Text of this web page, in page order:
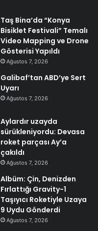
Taş Bina’da “Konya
Bisiklet Festivali” Temalı
Video Mapping ve Drone
Gösterisi Yapıldı
Ağustos 7, 2026
Galibaf’tan ABD’ye Sert
Uyarı
Ağustos 7, 2026
Aylardır uzayda
sürükleniyordu: Devasa
roket parçası Ay’a
çakıldı
Ağustos 7, 2026
Albüm: Çin, Denizden
Fırlattığı Gravity-1
Taşıyıcı Roketiyle Uzaya
9 Uydu Gönderdi
Ağustos 7, 2026